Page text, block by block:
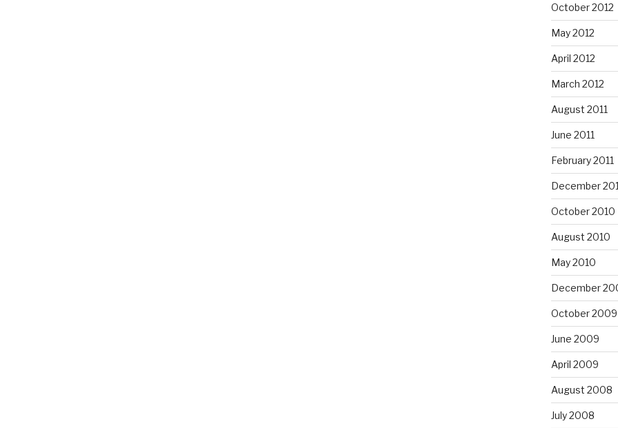
October 2012
May 2012
April 2012
March 2012
August 2011
June 2011
February 2011
December
October 2010
August 2010
May 2010
December
October 2009
June 2009
April 2009
August 2008
July 2008